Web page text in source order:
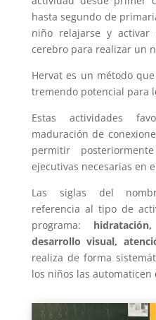
hasta segundo de
niño relajarse y
cerebro para realizar un
Hervat es un método
tremendo potencial para
Estas actividades
maduración de
permitir
ejecutivas necesarias en
Las siglas del
referencia al tipo de
programa:
desarrollo visual,
realiza de forma
los niños las automaticen